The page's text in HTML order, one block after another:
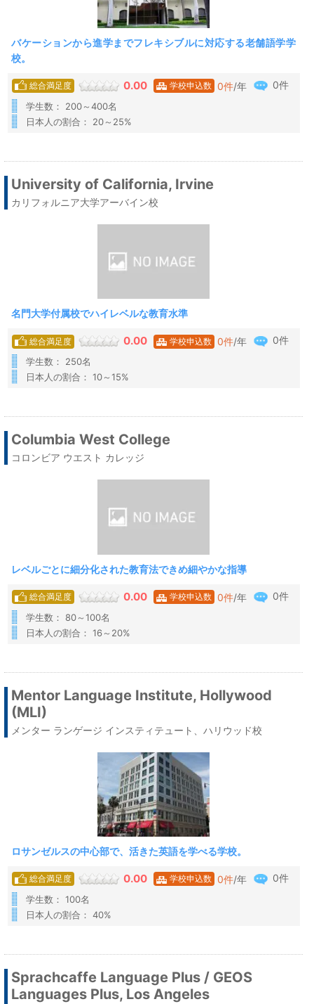
バケーションから進学までフレキシブルに対応する老舗語学学
校。
総合満足度 0.00 学校申込数 0件/年 0件
学生数： 200～400名
日本人の割合： 20～25%
University of California, Irvine
カリフォルニア大学アーバイン校
名門大学付属校でハイレベルな教育水準
総合満足度 0.00 学校申込数 0件/年 0件
学生数： 250名
日本人の割合： 10～15%
Columbia West College
コロンビア ウエスト カレッジ
レベルごとに細分化された教育法できめ細やかな指導
総合満足度 0.00 学校申込数 0件/年 0件
学生数： 80～100名
日本人の割合： 16～20%
Mentor Language Institute, Hollywood
(MLI)
メンター ランゲージ インスティテュート、ハリウッド校
ロサンゼルスの中心部で、活きた英語を学べる学校。
総合満足度 0.00 学校申込数 0件/年 0件
学生数： 100名
日本人の割合： 40%
Sprachcaffe Language Plus / GEOS
Languages Plus, Los Angeles